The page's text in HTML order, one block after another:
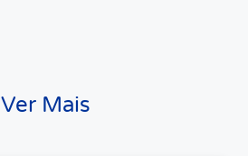
Ver Mais